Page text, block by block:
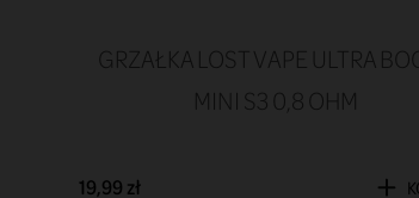
GRZAŁKA LOST VAPE ULTRA
MINI S3 0,8 OHM
19,99 zł